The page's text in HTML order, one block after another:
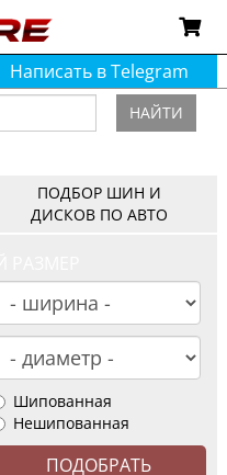
Написать в Telegram
НАЙТИ
ПОДБОР ШИН И
ДИСКОВ ПО АВТО
Шипованная
Нешипованная